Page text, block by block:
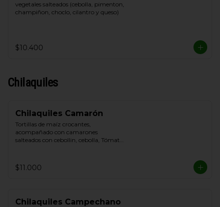
vegetales salteados (cebolla, pimenton,
champiñon, choclo, cilantro y queso)
$10.400
Chilaquiles
Chilaquiles Camarón
Tortillas de maíz crocantes,
acompañado con camarones
salteados con cebollin, cebolla, Tómate,
$11.000
Chilaquiles Campechano